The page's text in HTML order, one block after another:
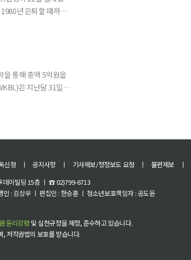
통해 총액 5억원을
신청 ㅣ 공지사항 ㅣ 기사제보/정정보도 요청 ㅣ 불편제보 ㅣ
데이빌딩 15층 ㅣ ☎ 02)799-6713
: 김상우 ㅣ 편집인 : 한승훈 ㅣ 청소년보호책임자 : 공도윤
윤리강령 및 실천규정을 제정, 준수하고 있습니다.
저작권법의 보호를 받습니다.